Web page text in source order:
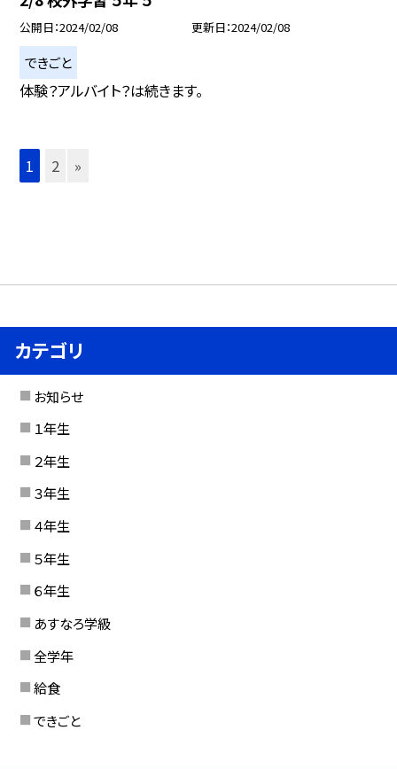
公開日 2024/02/08 更新日 2024/02/08
できごと
体験？アルバイト？は続きます。
1 2 »
カテゴリ
お知らせ
１年生
２年生
３年生
４年生
５年生
６年生
あすなろ学級
全学年
給食
できごと